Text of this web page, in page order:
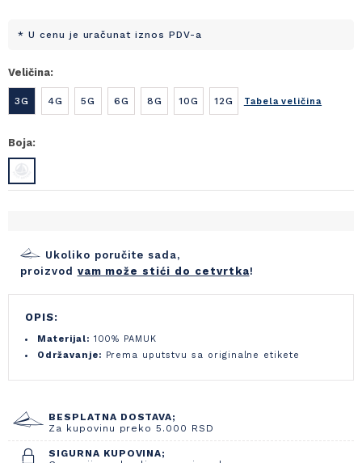
* U cenu je uračunat iznos PDV-a
Veličina:
3G 4G 5G 6G 8G 10G 12G Tabela veličina
Boja:
Ukoliko poručite sada,
proizvod vam može stići do cetvrtka!
OPIS:
Materijal: 100% PAMUK
Održavanje: Prema uputstvu sa originalne etikete
BESPLATNA DOSTAVA;
Za kupovinu preko 5.000 RSD
SIGURNA KUPOVINA;